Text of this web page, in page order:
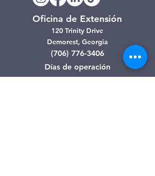
Oficina de Extensión
120 Trinity Drive
Demorest, Georgia
(706) 776-3406
Días de operación